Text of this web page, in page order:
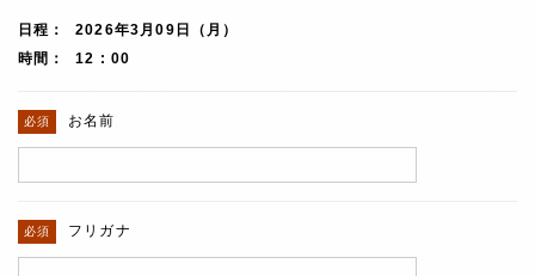
日程
2026年3月09日（月）
時間
12 : 00
お名前
フリガナ